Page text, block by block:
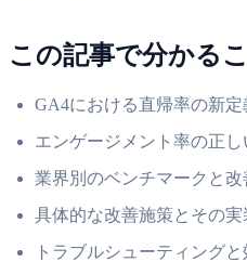
この記事で分かる
GA4における直帰率の新
エンゲージメント率の正
業界別のベンチマークと
具体的な改善施策とその
トラブルシューティング